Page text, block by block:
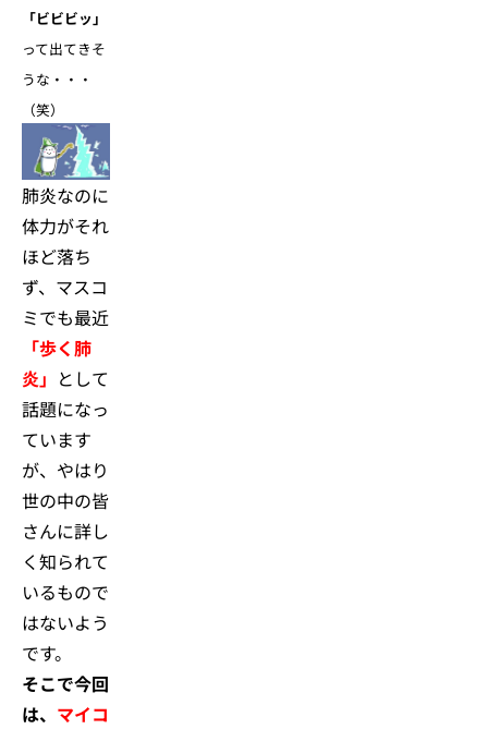
「ビビビッ」
って出てきそ
うな・・・
（笑）
肺炎なのに
体力がそれ
ほど落ち
ず、マスコ
ミでも最近
「歩く肺
炎」 として
話題になっ
ています
が、やはり
世の中の皆
さんに詳し
く知られて
いるもので
はないよう
です。
そこで今回
は、 マイコ